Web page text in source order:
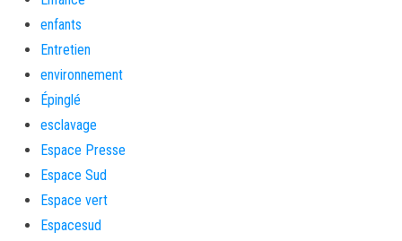
enfants
Entretien
environnement
Épinglé
esclavage
Espace Presse
Espace Sud
Espace vert
Espacesud